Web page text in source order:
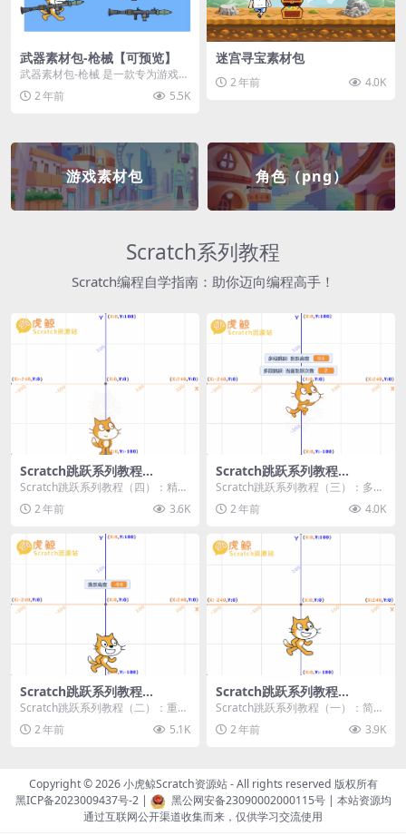
武器素材包-枪械【可预览】
武器素材包-枪械 是一款专为游戏开
发者和创作者设计的素材包，包含
多种高质量的枪械...
2 年前 5.5K
迷宫寻宝素材包
2 年前 4.0K
游戏素材包 角色（png）
Scratch系列教程
Scratch编程自学指南：助你迈向编程高手！
Scratch跳跃系列教程
（四）：精准着陆
Scratch跳跃系列教程（四）：精准
着陆 作者：小虎鲸Scratch资源站
... 2 年前 3.6K
Scratch跳跃系列教程
（三）：多段跳跃
Scratch跳跃系列教程（三）：多段
跳跃 作者：小虎鲸Scratch资源站
连...2 年前 4.0K
Scratch跳跃系列教程
（二）：重力跳跃
Scratch跳跃系列教程（二）：重力
跳跃 作者：小虎鲸Scratch资源站
按...2 年前 5.1K
Scratch跳跃系列教程
（一）：简单跳跃
Scratch跳跃系列教程（一）：简单
跳跃 作者：小虎鲸Scratch资源站
按...2 年前 3.9K
Copyright © 2026小虎鲸Scratch资源站- All rights reserved 版权所有
黑ICP备2023009437号-2| 黑公网安备23090002000115号| 本站资源均
通过互联网公开渠道收集而来，仅供学习交流使用